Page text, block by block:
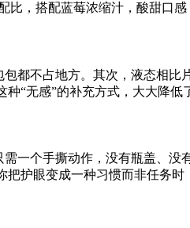
比，搭配蓝莓浓缩汁，酸甜口感
都不占地方。其次，液态相
“无感”的补充方式，大大降低
一个手撕动作，没有瓶盖、
护眼变成一种习惯而非任务时